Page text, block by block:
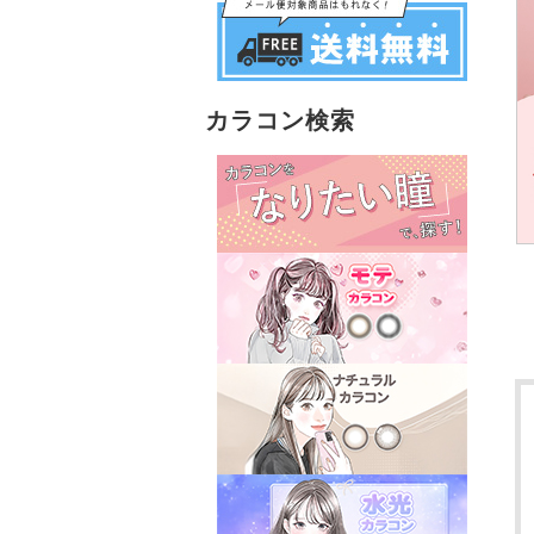
カラコン検索